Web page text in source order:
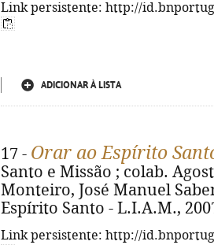
Link persistente: http://
ADICIONAR À LISTA
17 - Orar ao Espírito
Santo e Missão ; colab.
Monteiro, José Manuel
Espírito Santo - L.I.A.M.,
Link persistente: http://